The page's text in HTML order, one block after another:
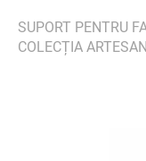
SUPORT PENTRU
COLECȚIA